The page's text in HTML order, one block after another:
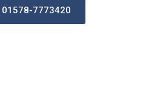
01578-7773420